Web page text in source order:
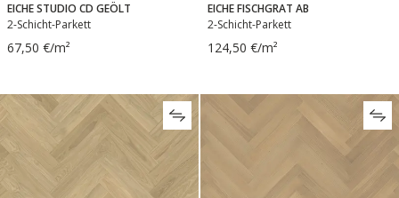
EICHE STUDIO CD GEÖLT
2-Schicht-Parkett
67,50 €/m²
EICHE FISCHGRAT AB
2-Schicht-Parkett
124,50 €/m²